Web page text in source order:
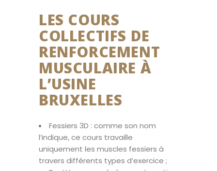
LES COURS
COLLECTIFS DE
RENFORCEMENT
MUSCULAIRE À
L’USINE
BRUXELLES
Fessiers 3D : comme son nom
l’indique, ce cours travaille
uniquement les muscles fessiers à
travers différents types d’exercice ;